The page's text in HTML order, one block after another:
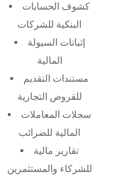
كشوف الحسابات
البنكية للشركات
إثباتات السيولة
المالية
مستندات التقديم
للقروض التجارية
سجلات المعاملات
المالية للضرائب
تقارير مالية
للشركاء والمستثمرين